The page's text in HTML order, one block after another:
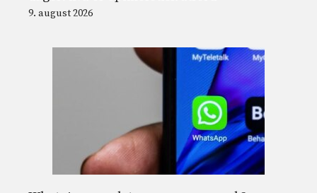
9. august 2026